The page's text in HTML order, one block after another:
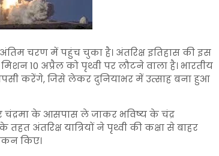
चरण में पहुंच चुका है। अंतरिक्ष इतिहास की इस
10 अप्रैल को पृथ्वी पर लौटने वाला है। भारतीय
करेंगे, जिसे लेकर दुनियाभर में उत्साह बना हुआ
चंद्रमा के आसपास ले जाकर भविष्य के चंद्र
अंतरिक्ष यात्रियों ने पृथ्वी की कक्षा से बाहर
किए।